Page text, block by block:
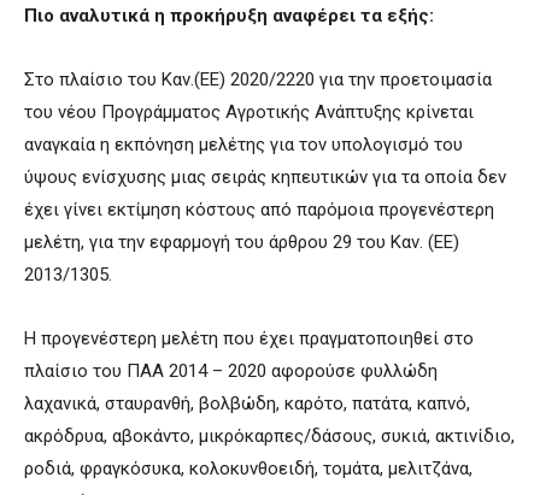
Πιο αναλυτικά η προκήρυξη αναφέρει τα εξής:
Στο πλαίσιο του Καν.(ΕΕ) 2020/2220 για την προετοιμασία
του νέου Προγράμματος Αγροτικής Ανάπτυξης κρίνεται
αναγκαία η εκπόνηση μελέτης για τον υπολογισμό του
ύψους ενίσχυσης μιας σειράς κηπευτικών για τα οποία δεν
έχει γίνει εκτίμηση κόστους από παρόμοια προγενέστερη
μελέτη, για την εφαρμογή του άρθρου 29 του Καν. (ΕΕ)
2013/1305.
Η προγενέστερη μελέτη που έχει πραγματοποιηθεί στο
πλαίσιο του ΠΑΑ 2014 – 2020 αφορούσε φυλλώδη
λαχανικά, σταυρανθή, βολβώδη, καρότο, πατάτα, καπνό,
ακρόδρυα, αβοκάντο, μικρόκαρπες/δάσους, συκιά, ακτινίδιο,
ροδιά, φραγκόσυκα, κολοκυνθοειδή, τομάτα, μελιτζάνα,